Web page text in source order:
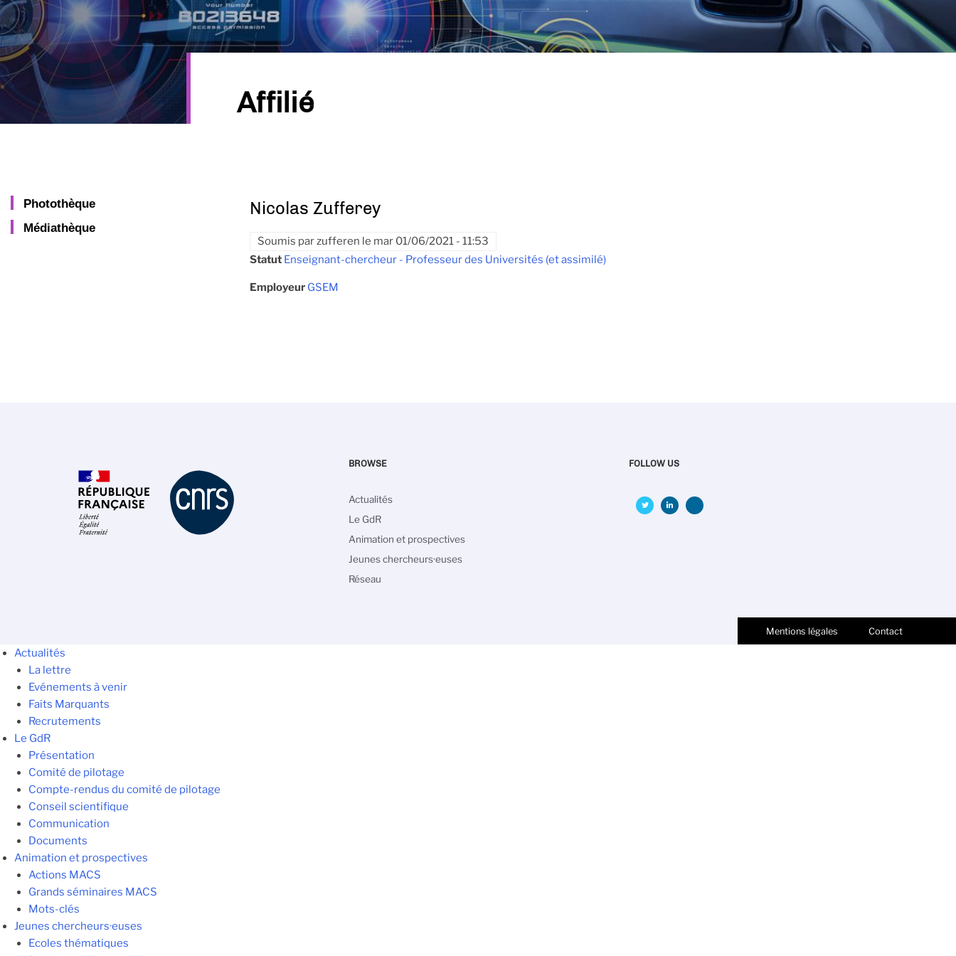
Affilié
Photothèque
Médiathèque
Nicolas Zufferey
Soumis parzufferen le mar 01/06/2021 - 11:53
Statut Enseignant-chercheur - Professeur des Universités (et assimilé)
Employeur GSEM
BROWSE
Navigation
principale
Actualités
Le GdR
Animation et prospectives
Jeunes chercheurs·euses
Réseau
FOLLOW US
Mentions légales Contact
Actualités
La lettre
Evénements à venir
Faits Marquants
Recrutements
Le GdR
Présentation
Comité de pilotage
Compte-rendus du comité de pilotage
Conseil scientifique
Communication
Documents
Animation et prospectives
Actions MACS
Grands séminaires MACS
Mots-clés
Jeunes chercheurs·euses
Ecoles thématiques